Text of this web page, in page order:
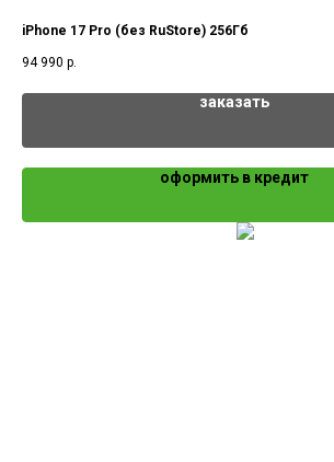
iPhone 17 Pro (без RuStore) 256Гб
94 990 р.
заказать
оформить в кредит